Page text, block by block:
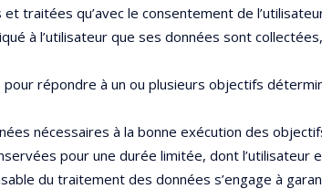
traitées qu’avec le consentement de
à l’utilisateur que ses données sont
répondre à un ou plusieurs objectifs
nécessaires à la bonne exécution des
pour une durée limitée, dont l’utilisateur
du traitement des données s’engage à